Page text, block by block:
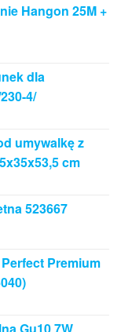
Hangon 25M +
dla
4/
umywalkę z
cm
523667
Premium
Gu10 7W